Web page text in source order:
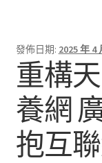
發佈日期: 2025 年 4
重構
養網
抱互